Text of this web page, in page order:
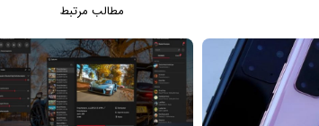
مطالب مرتبط